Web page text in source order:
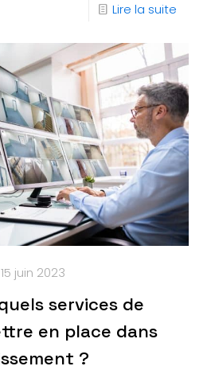
Lire la suite
15 juin 2023
services de
en place dans
?